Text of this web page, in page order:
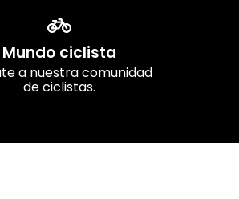
Mundo ciclista
a nuestra comunidad
de ciclistas.